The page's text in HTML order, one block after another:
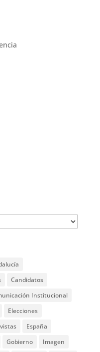
Candidatos
Institucional
Elecciones
España
Gobierno
Imagen